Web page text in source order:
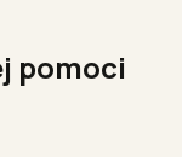
pomoci